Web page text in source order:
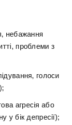
небажання
проблеми з
голоси
агресія або
у бік депресії);